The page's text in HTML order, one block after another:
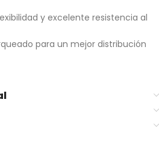
y excelente resistencia al
para un mejor distribución